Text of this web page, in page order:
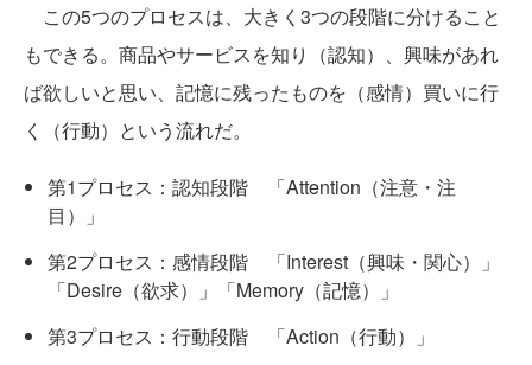
この5つのプロセスは、大きく3つの段階に分けること
もできる。商品やサービスを知り（認知）、興味があれ
ば欲しいと思い、記憶に残ったものを（感情）買いに行
く（行動）という流れだ。
第1プロセス：認知段階 「Attention（注意・注
目）」
第2プロセス：感情段階 「Interest（興味・関心）」
「Desire（欲求）」「Memory（記憶）」
第3プロセス：行動段階 「Action（行動）」